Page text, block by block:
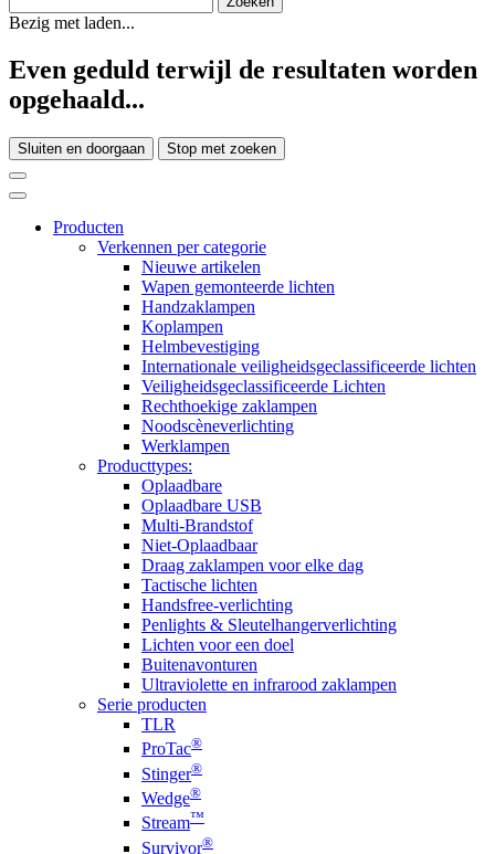
Bezig met laden...
Even geduld terwijl de resultaten worden
opgehaald...
Sluiten en doorgaan Stop met zoeken
Producten
Verkennen per categorie
Nieuwe artikelen
Wapen gemonteerde lichten
Handzaklampen
Koplampen
Helmbevestiging
Internationale veiligheidsgeclassificeerde lichten
Veiligheidsgeclassificeerde Lichten
Rechthoekige zaklampen
Noodscèneverlichting
Werklampen
Producttypes:
Oplaadbare
Oplaadbare USB
Multi-Brandstof
Niet-Oplaadbaar
Draag zaklampen voor elke dag
Tactische lichten
Handsfree-verlichting
Penlights & Sleutelhangerverlichting
Lichten voor een doel
Buitenavonturen
Ultraviolette en infrarood zaklampen
Serie producten
TLR
ProTac®
Stinger®
Wedge®
Stream™
Survivor®